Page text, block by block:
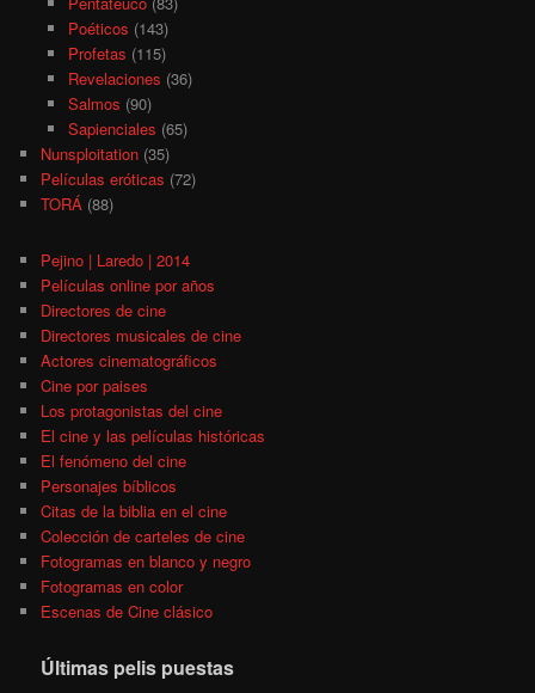
Poéticos (143)
Profetas (115)
Revelaciones (36)
Salmos (90)
Sapienciales (65)
Nunsploitation (35)
Películas eróticas (72)
TORÁ (88)
Pejino | Laredo | 2014
Películas online por años
Directores de cine
Directores musicales de cine
Actores cinematográficos
Cine por paises
Los protagonistas del cine
El cine y las películas históricas
El fenómeno del cine
Personajes bíblicos
Citas de la biblia en el cine
Colección de carteles de cine
Fotogramas en blanco y negro
Fotogramas en color
Escenas de Cine clásico
Últimas pelis puestas